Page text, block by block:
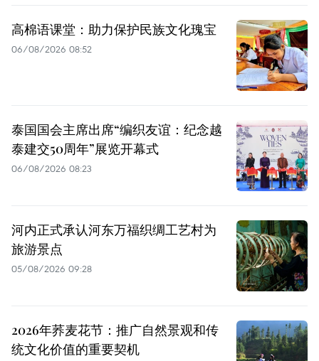
高棉语课堂：助力保护民族文化瑰宝
06/08/2026 08:52
泰国国会主席出席“编织友谊：纪念越
泰建交50周年”展览开幕式
06/08/2026 08:23
河内正式承认河东万福织绸工艺村为
旅游景点
05/08/2026 09:28
2026年荞麦花节：推广自然景观和传
统文化价值的重要契机